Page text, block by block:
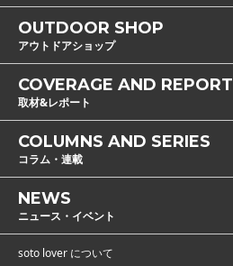
OUTDOOR SHOP
アウトドアショップ
COVERAGE AND REPORT
取材&レポート
COLUMNS AND SERIES
コラム・連載
NEWS
ニュース・イベント
soto lover について